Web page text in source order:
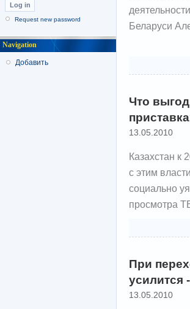
Беларуси
Что
13.05.2010
Казахстан к
с этим
социально
просмотра
При
усилится
13.05.2010
Request new password
Navigation
Добавить